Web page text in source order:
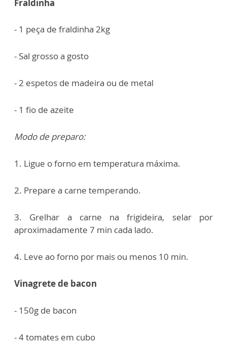
Fraldinha
- 1 peça de fraldinha 2kg
- Sal grosso a gosto
- 2 espetos de madeira ou de metal
- 1 fio de azeite
Modo de preparo:
1. Ligue o forno em temperatura máxima.
2. Prepare a carne temperando.
3. Grelhar a carne na frigideira, selar por
aproximadamente 7 min cada lado.
4. Leve ao forno por mais ou menos 10 min.
Vinagrete de bacon
- 150g de bacon
- 4 tomates em cubo